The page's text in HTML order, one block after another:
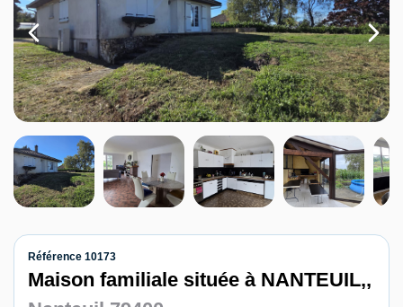
Agences
Gestion
Contact
Référence 10173
Maison familiale située à NANTEUIL,,